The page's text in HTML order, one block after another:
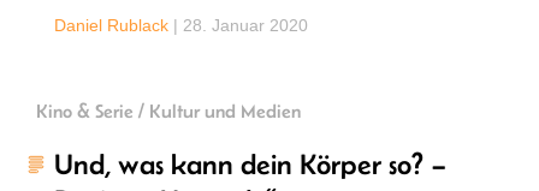
Daniel Rublack | 28. Januar 2020
Kino & Serie / Kultur und Medien
Und, was kann dein Körper so? –